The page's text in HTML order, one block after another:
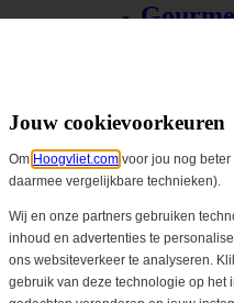
Bekijk
Jouw cookievoorkeuren
Om Hoogvliet.com voor jou nog
daarmee vergelijkbare technieken).
Wij en onze partners gebruiken
inhoud en advertenties te
ons websiteverkeer te analyseren.
gebruik van deze technologie op het